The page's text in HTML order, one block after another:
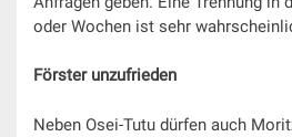
oder Wochen ist sehr
Förster unzufrieden
Neben Osei-Tutu dürfen auch